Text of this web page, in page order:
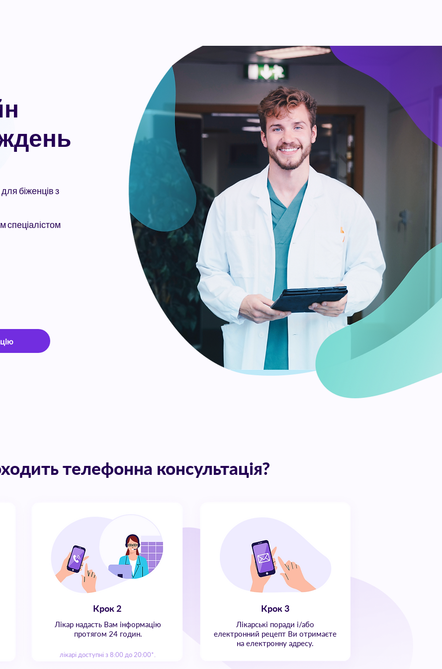
біженців з
спеціалістом
телефонна консультація?
Крок 2
Лікарські поради і/або
електронний рецепт Ви отримаєте
на електронну адресу.
Крок 3
Лікар надасть Вам інформацію
протягом 24 годин.
лікарі доступні з 8:00 до 20:00*.